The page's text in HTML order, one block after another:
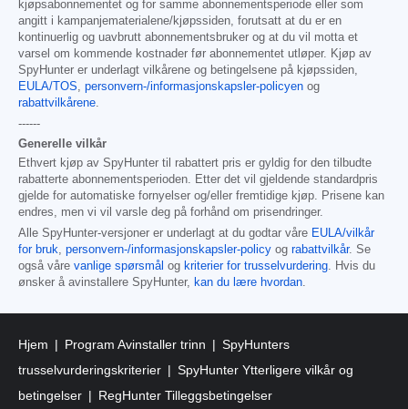
kjøpsabonnementet og for samme abonnementsperiode eller som
angitt i kampanjematerialene/kjøpssiden, forutsatt at du er en
kontinuerlig og uavbrutt abonnementsbruker og at du vil motta et
varsel om kommende kostnader før abonnementet utløper. Kjøp av
SpyHunter er underlagt vilkårene og betingelsene på kjøpssiden,
EULA/TOS
personvern-/informasjonskapsler-policyen og
rabattvilkårene
------
Generelle vilkår
Ethvert kjøp av SpyHunter til rabattert pris er gyldig for den tilbudte
rabatterte abonnementsperioden. Etter det vil gjeldende standardpris
gjelde for automatiske fornyelser og/eller fremtidige kjøp. Prisene kan
endres, men vi vil varsle deg på forhånd om prisendringer.
Alle SpyHunter-versjoner er underlagt at du godtar våre EULA/vilkår
for bruk
personvern-/informasjonskapsler-policy og rabattvilkår. Se
også våre vanlige spørsmål og kriterier for trusselvurdering . Hvis du
ønsker å avinstallere SpyHunter,
kan du lære hvordan
Hjem Program Avinstaller trinn
SpyHunters
trusselvurderingskriterier
SpyHunter Ytterligere vilkår og
betingelser
RegHunter Tilleggsbetingelser